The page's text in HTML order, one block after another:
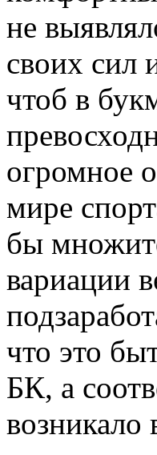
не
своих сил
чтоб в
огромное
мире
бы
вариации
что это
БК, а